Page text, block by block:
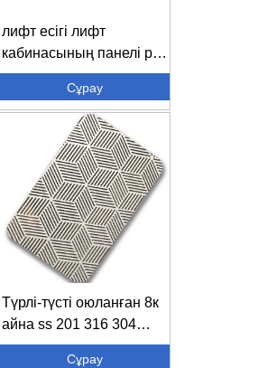
лифт есігі лифт
кабинасының панелі pvd
жабыны ...
Сұрау
Түрлі-түсті оюланған 8к
айна ss 201 316 304
безендіру...
Сұрау